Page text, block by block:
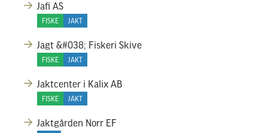
Jafi AS
FISKE JAKT
Jagt &#038; Fiskeri Skive
FISKE JAKT
Jaktcenter i Kalix AB
FISKE JAKT
Jaktgården Norr EF